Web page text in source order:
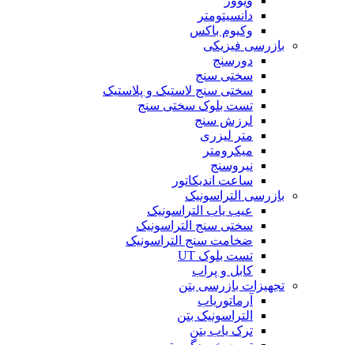
دانسیتومتر
وکیوم باکس
بازرسی فیزیکی
دورسنج
سختی سنج
سختی سنج لاستیک و پلاستیک
تست بلوک سختی سنج
لرزش سنج
متر لیزری
میکرومتر
نیروسنج
ساعت اندیکاتور
بازرسی التراسونیک
عیب یاب التراسونیک
سختی سنج التراسونیک
ضخامت سنج التراسونیک
تست بلوک UT
کابل و پراب
تجهیزات بازرسی بتن
آرماتوریاب
التراسونیک بتن
ترک یاب بتن